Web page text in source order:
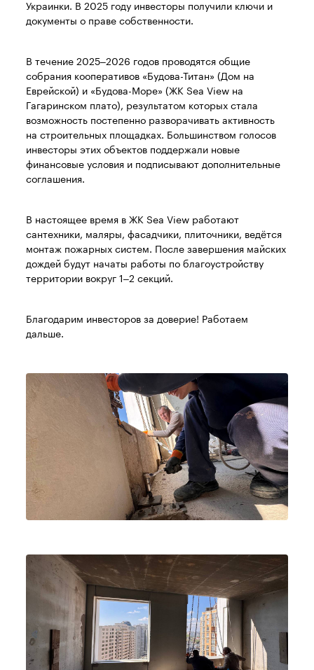
Украинки. В 2025 году инвесторы получили ключи и
документы о праве собственности.
В течение 2025–2026 годов проводятся общие
собрания кооперативов «Будова-Титан» (Дом на
Еврейской) и «Будова-Море» (ЖК Sea View на
Гагаринском плато), результатом которых стала
возможность постепенно разворачивать активность
на строительных площадках. Большинством голосов
инвесторы этих объектов поддержали новые
финансовые условия и подписывают дополнительные
соглашения.
В настоящее время в ЖК Sea View работают
сантехники, маляры, фасадчики, плиточники, ведётся
монтаж пожарных систем. После завершения майских
дождей будут начаты работы по благоустройству
территории вокруг 1–2 секций.
Благодарим инвесторов за доверие! Работаем
дальше.